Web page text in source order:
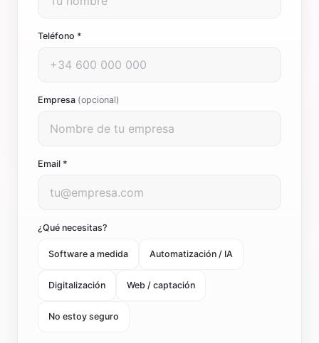
Teléfono *
Empresa (opcional)
Email *
¿Qué necesitas?
Software a medida Automatización / IA
Digitalización Web / captación
No estoy seguro